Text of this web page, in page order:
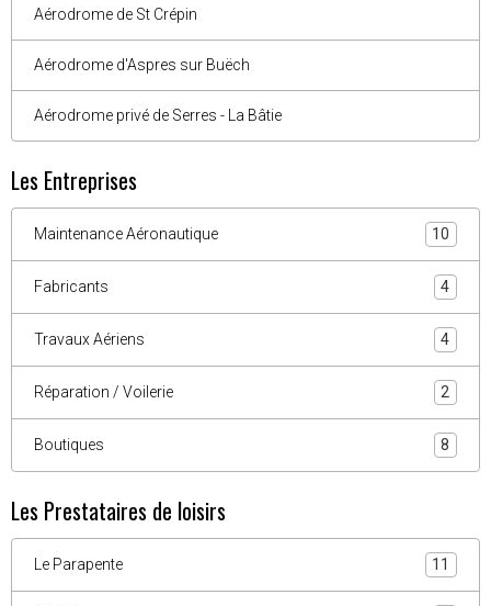
Aérodrome de St Crépin
Aérodrome d'Aspres sur Buëch
Aérodrome privé de Serres - La Bâtie
Les Entreprises
Maintenance Aéronautique 10
Fabricants 4
Travaux Aériens 4
Réparation / Voilerie 2
Boutiques 8
Les Prestataires de loisirs
Le Parapente 11